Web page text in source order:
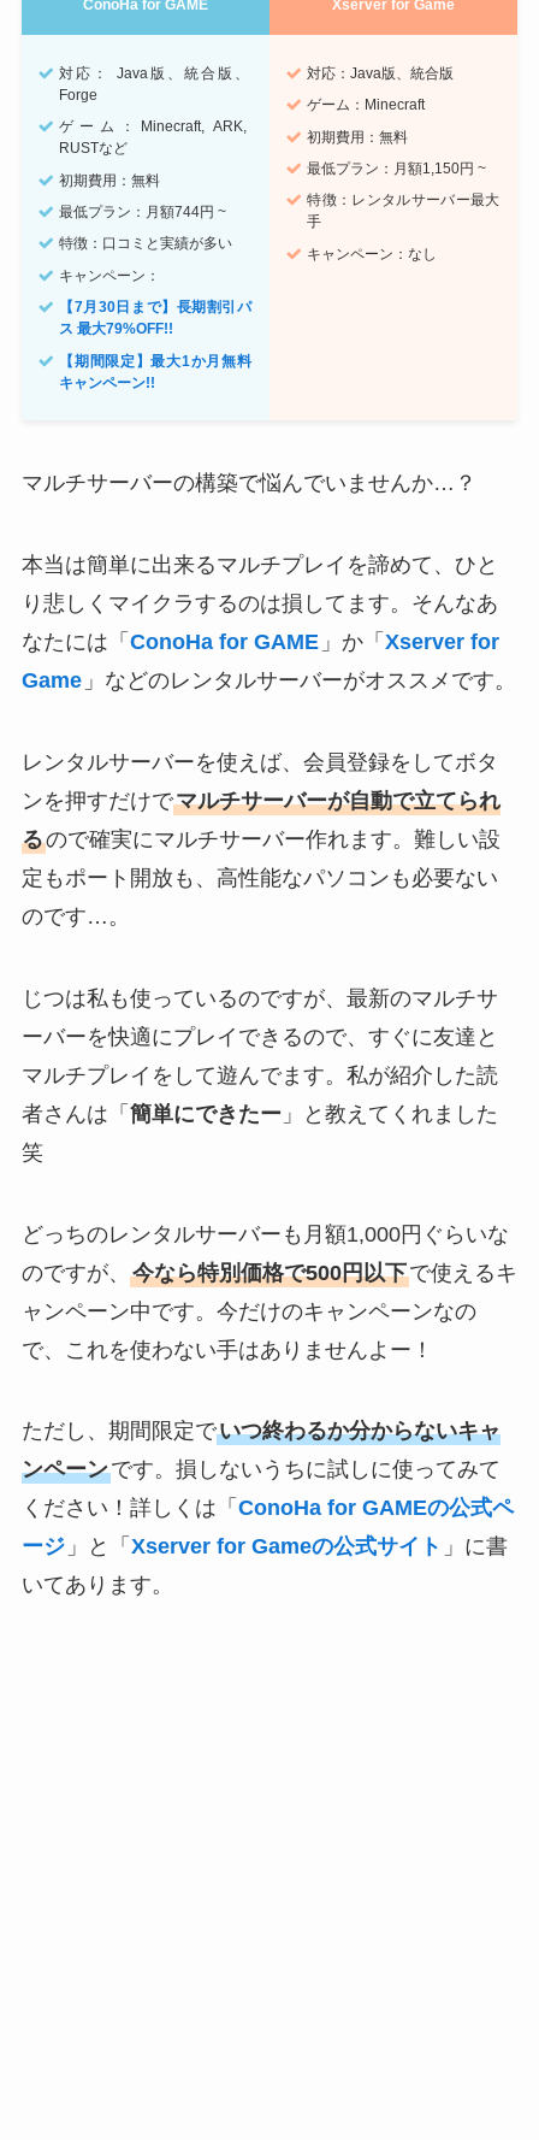
ConoHa for GAME Xserver for Game
対応： Java版、統合版、
Forge
ゲーム：Minecraft, ARK,
RUSTなど
初期費用：無料
最低プラン：月額744円 ~
特徴：口コミと実績が多い
キャンペーン：
【7月30日まで】長期割引パ
ス 最大79%OFF!!
【期間限定】最大1か月無料
キャンペーン!!
対応：Java版、統合版
ゲーム：Minecraft
初期費用：無料
最低プラン：月額1,150円 ~
特徴：レンタルサーバー最大
手
キャンペーン：なし
マルチサーバーの構築で悩んでいませんか…？
本当は簡単に出来るマルチプレイを諦めて、ひと
り悲しくマイクラするのは損してます。そんなあ
なたには「 ConoHa for GAME 」か「 Xserver for
Game 」などのレンタルサーバーがオススメです。
レンタルサーバーを使えば、会員登録をしてボタ
ンを押すだけでマルチサーバーが自動で立てられ
るので確実にマルチサーバー作れます。難しい設
定もポート開放も、高性能なパソコンも必要ない
のです…。
じつは私も使っているのですが、最新のマルチサ
ーバーを快適にプレイできるので、すぐに友達と
マルチプレイをして遊んでます。私が紹介した読
者さんは「 簡単にできたー 」と教えてくれました
笑
どっちのレンタルサーバーも月額1,000円ぐらいな
のですが、 今なら特別価格で500円以下で使えるキ
ャンペーン中です。今だけのキャンペーンなの
で、これを使わない手はありませんよー！
ただし、期間限定でいつ終わるか分からないキャ
ンペーンです。損しないうちに試しに使ってみて
ください！詳しくは「 ConoHa for GAMEの公式ペ
ージ 」と「 Xserver for Gameの公式サイト 」に書
いてあります。